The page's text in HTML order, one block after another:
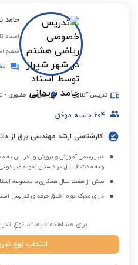
حامد
استاد
سطح
تدریس آنلاین تدریس حضوری -
604 جلسه موفق
کارشناسی ارشد مهندسی برق از
و به مدت 6 سال در دبستان نمونه غیر دولتی هدف
بیش از هفت سال همکاری با مجموعه
دارای مدرک دوره اخلاق حرفه‌ای تدریس
برای مشاهده قیمت، نوع
انتخاب نوع